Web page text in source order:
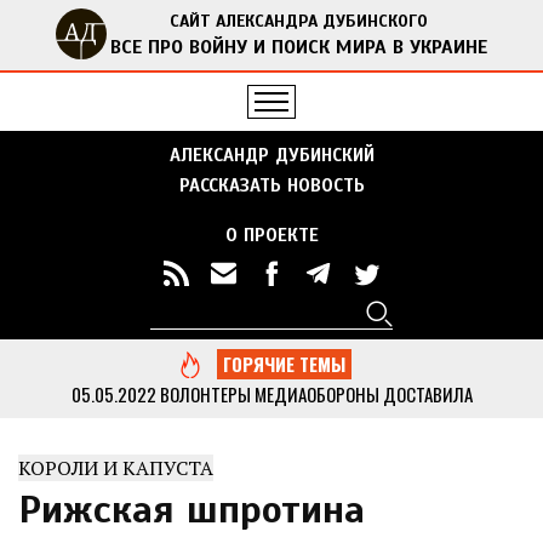
САЙТ АЛЕКСАНДРА ДУБИНСКОГО
ВСЕ ПРО ВОЙНУ И ПОИСК МИРА В УКРАИНЕ
АЛЕКСАНДР ДУБИНСКИЙ
РАССКАЗАТЬ НОВОСТЬ
О ПРОЕКТЕ
Форма поискаГОРЯЧИЕ ТЕМЫ
05.05.2022 ВОЛОНТЕРЫ МЕДИАОБОРОНЫ ДОСТАВИЛА
13.05.2022ДУБИНСКИЙ ВМЕСТЕ С АКТИВИСТАМИ МЕДИАОБОРОНЫ
05.05.2022МЕДИАОБОРОНА ПЕРЕДАЛА В НАЦПОЛИЦИЮ МНОГО
КОРОЛИ И КАПУСТА
Рижская шпротина